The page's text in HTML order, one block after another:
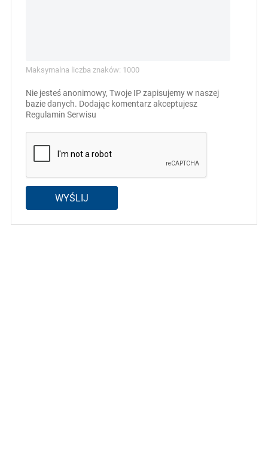
Maksymalna liczba znaków: 1000
Nie jesteś anonimowy, Twoje IP zapisujemy w naszej
bazie danych. Dodając komentarz akceptujesz
Regulamin Serwisu
WYŚLIJ